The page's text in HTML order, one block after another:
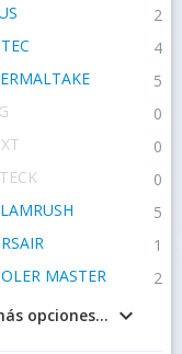
2
4
5
0
0
0
5
1
MASTER 2
keyboard_arrow_down
opciones...